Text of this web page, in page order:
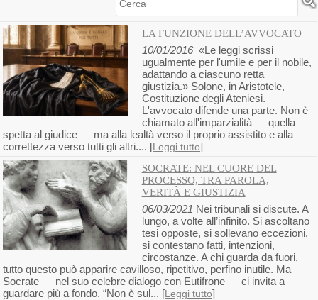
Cerca
LA FUNZIONE DELL’AVVOCATO
10/01/2016«Le leggi scrissi
ugualmente per l'umile e per il nobile,
adattando a ciascuno retta
giustizia.» Solone, in Aristotele,
Costituzione degli Ateniesi.
L'avvocato difende una parte. Non è
chiamato all'imparzialità — quella
spetta al giudice — ma alla lealtà verso il proprio assistito e alla
correttezza verso tutti gli altri.... [Leggi tutto]
SOCRATE: NEL CUORE DEL
PROCESSO, TRA PAROLA,
VERITÀ E GIUSTIZIA
06/03/2021 Nei tribunali si discute. A
lungo, a volte all’infinito. Si ascoltano
tesi opposte, si sollevano eccezioni,
si contestano fatti, intenzioni,
circostanze. A chi guarda da fuori,
tutto questo può apparire cavilloso, ripetitivo, perfino inutile. Ma
Socrate — nel suo celebre dialogo con Eutifrone — ci invita a
guardare più a fondo. “Non è sul... [Leggi tutto]